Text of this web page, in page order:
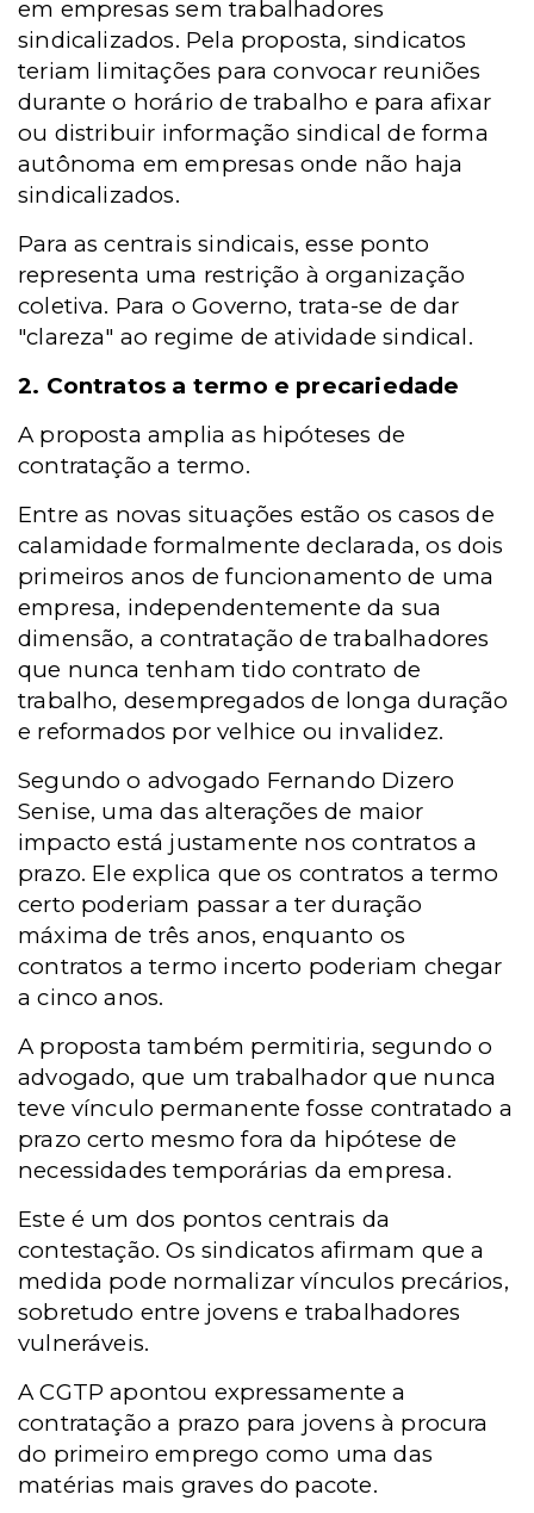
em empresas sem trabalhadores
sindicalizados. Pela proposta, sindicatos
teriam limitações para convocar reuniões
durante o horário de trabalho e para afixar
ou distribuir informação sindical de forma
autônoma em empresas onde não haja
sindicalizados.
Para as centrais sindicais, esse ponto
representa uma restrição à organização
coletiva. Para o Governo, trata-se de dar
"clareza" ao regime de atividade sindical.
2. Contratos a termo e precariedade
A proposta amplia as hipóteses de
contratação a termo.
Entre as novas situações estão os casos de
calamidade formalmente declarada, os dois
primeiros anos de funcionamento de uma
empresa, independentemente da sua
dimensão, a contratação de trabalhadores
que nunca tenham tido contrato de
trabalho, desempregados de longa duração
e reformados por velhice ou invalidez.
Segundo o advogado Fernando Dizero
Senise, uma das alterações de maior
impacto está justamente nos contratos a
prazo. Ele explica que os contratos a termo
certo poderiam passar a ter duração
máxima de três anos, enquanto os
contratos a termo incerto poderiam chegar
a cinco anos.
A proposta também permitiria, segundo o
advogado, que um trabalhador que nunca
teve vínculo permanente fosse contratado a
prazo certo mesmo fora da hipótese de
necessidades temporárias da empresa.
Este é um dos pontos centrais da
contestação. Os sindicatos afirmam que a
medida pode normalizar vínculos precários,
sobretudo entre jovens e trabalhadores
vulneráveis.
A CGTP apontou expressamente a
contratação a prazo para jovens à procura
do primeiro emprego como uma das
matérias mais graves do pacote.